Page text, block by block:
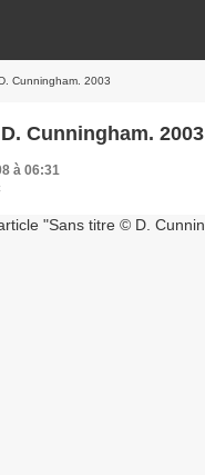
Cunningham. 2003
Cunningham. 2003
à 06:31